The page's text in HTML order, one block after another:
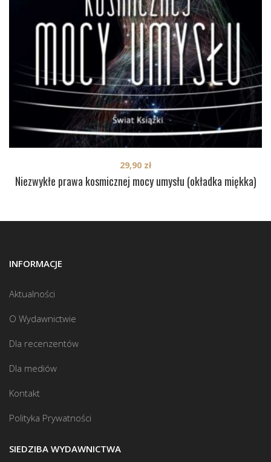
Niezwykłe prawa kosmicznej mocy umysłu (okładka miękka)
29,90 zł
INFORMACJE
Aktualności
O Wydawnictwie
Dla recenzentów
Dla mediów
Kontakt
Polityka Prywatności
SIEDZIBA WYDAWNICTWA